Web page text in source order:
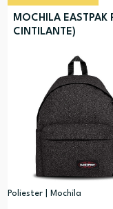
MOCHILA EASTPAK
CINTILANTE)
Poliester | Mochila